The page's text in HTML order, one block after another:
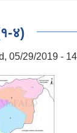
४)
05/29/2019 -